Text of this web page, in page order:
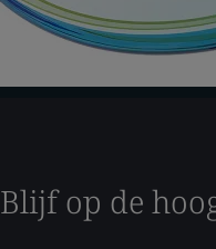
Blijf op de